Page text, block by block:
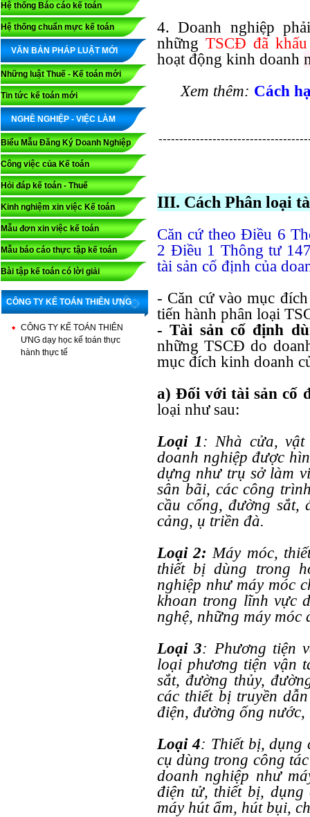
Hệ thống Báo cáo kế toán
Hệ thống chuẩn mực kế toán
VĂN BẢN PHÁP LUẬT MỚI
Những luật Thuế - Kế toán mới
Tin tức kế toán mới
NGHỀ NGHIỆP - VIỆC LÀM
Biểu Mẫu Đăng Ký Doanh Nghiệp
Công việc của Kế toán
Hỏi đáp kế toán - Thuế
Kinh nghiệm xin việc Kế toán
Mẫu đơn xin việc kế toán
Mẫu báo cáo thực tập kế toán
Bài tập kế toán có lời giải
CÔNG TY KẾ TOÁN THIÊN ƯNG
CÔNG TY KẾ TOÁN THIÊN
ƯNG dạy học kế toán thực
hành thực tế
4. Doanh nghiệp
những TSCĐ đã
hoạt động kinh doanh
Xem thêm: Cách
III. Cách Phân loại
Căn cứ theo Điều 6
2 Điều 1 Thông tư
tài sản cố định của
- Căn cứ vào mục
tiến hành phân loại
- Tài sản cố định
những TSCĐ do
mục đích kinh doanh
a) Đối với tài sản cố
loại như sau:
Loại 1: Nhà cửa,
doanh nghiệp được
dựng như trụ sở làm
sân bãi, các công
cầu cống, đường sắt,
cảng, ụ triền đà.
Loại 2: Máy móc,
thiết bị dùng trong
nghiệp như máy móc
khoan trong lĩnh vực
nghệ, những máy móc
Loại 3: Phương tiện
loại phương tiện vận
sắt, đường thủy,
các thiết bị truyền
điện, đường ống
Loại 4: Thiết bị, dụng
cụ dùng trong công
doanh nghiệp như
điện tử, thiết bị,
máy hút ẩm, hút bụi,